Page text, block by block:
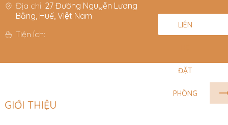
Địa chỉ: 27 Đường Nguyễn Lương
Bằng, Huế, Việt Nam
Tiện Ích:
LIÊN
ĐẶT
PHÒNG
GIỚI THIỆU